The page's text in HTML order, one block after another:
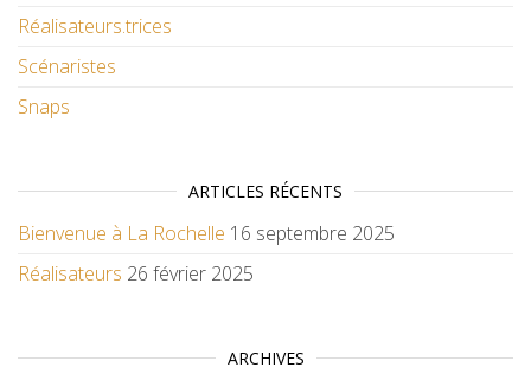
Réalisateurs.trices
Scénaristes
Snaps
ARTICLES RÉCENTS
Bienvenue à La Rochelle 16 septembre 2025
Réalisateurs 26 février 2025
ARCHIVES